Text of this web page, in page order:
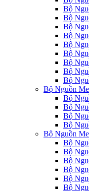
Bộ
Bộ
Bộ
Bộ
Bộ
Bộ
Bộ
Bộ
Bộ
Bộ Nguồn
Bộ
Bộ
Bộ
Bộ
Bộ Nguồn
Bộ
Bộ
Bộ
Bộ
Bộ
Bộ